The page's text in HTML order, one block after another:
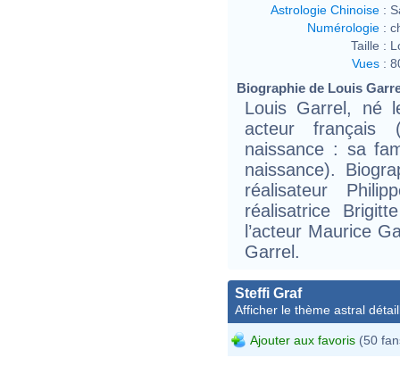
Astrologie Chinoise :
Numérologie :
Taille :
Vues :
Biographie de Louis
Louis Garrel, né
acteur français
naissance : sa
naissance).
réalisateur
réalisatrice
l’acteur Maurice
Garrel.
Steffi Graf
Afficher le thème astral
Ajouter aux favoris (50